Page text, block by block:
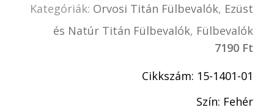
Kategóriák: Orvosi Titán Fülbevalók, Ezüst
és Natúr Titán Fülbevalók, Fülbevalók
7190 Ft
Cikkszám: 15-1401-01
Szín: Fehér